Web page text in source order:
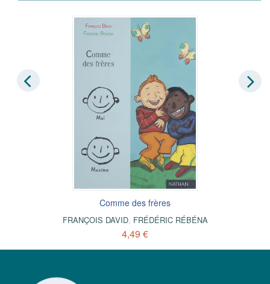
Comme des frères
FRANÇOIS DAVID, FRÉDÉRIC RÉBÉNA
4,49 €